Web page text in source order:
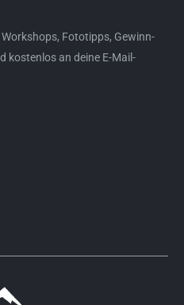
Fototipps, Gewinn-
kostenlos an deine E-Mail-